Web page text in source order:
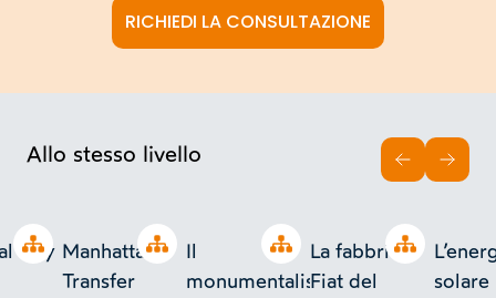
RICHIEDI LA CONSULTAZIONE
Allo stesso livello
Open tree
City Open tree
Manhattan
Transfer
Open tree
Il
monumentalismo
Open tree
La fabbrica
Fiat del
solare
INDIETRO